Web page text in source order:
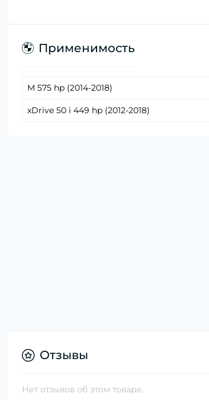
Применимость
M 575 hp (2014-2018)
xDrive 50 i 449 hp (2012-2018)
Отзывы
Нет отзывов об этом товаре.